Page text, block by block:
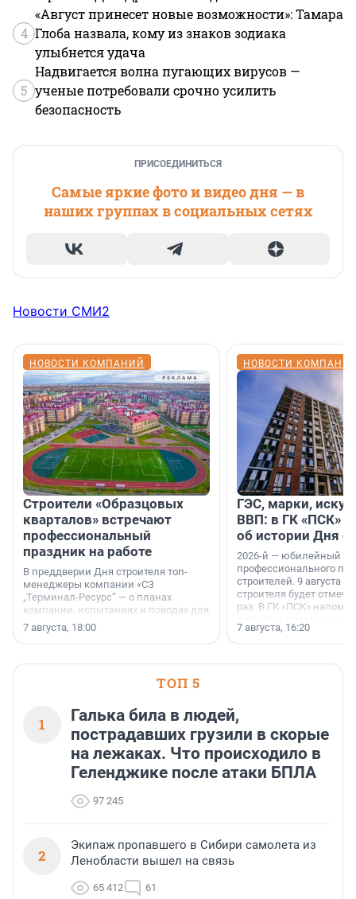
4
«Август принесет новые возможности»: Тамара
Глоба назвала, кому из знаков зодиака
улыбнется удача
5
Надвигается волна пугающих вирусов —
ученые потребовали срочно усилить
безопасность
ПРИСОЕДИНИТЬСЯ
Самые яркие фото и видео дня — в
наших группах в социальных сетях
Новости СМИ2
НОВОСТИ КОМПАНИЙ
Строители «Образцовых
кварталов» встречают
профессиональный
праздник на работе
В преддверии Дня строителя топ-
менеджеры компании «СЗ
„Терминал-Ресурс“ — о планах
компании, испытаниях и поводах для
осторожного оптимизма.
7 августа, 18:00
НОВОСТИ
ГЭС, марки,
ВВП: в ГК «ПСК»
об истории Дня
2026-й — юбилейный
профессионального
строителей. 9 августа
строителя будет
раз. В ГК «ПСК»
поменялась роль
7 августа, 16:20
ТОП 5
1
Галька била в людей,
пострадавших грузили в скорые
на лежаках. Что происходило в
Геленджике после атаки БПЛА
97 245
2
Экипаж пропавшего в Сибири самолета из
Ленобласти вышел на связь
65 412 61